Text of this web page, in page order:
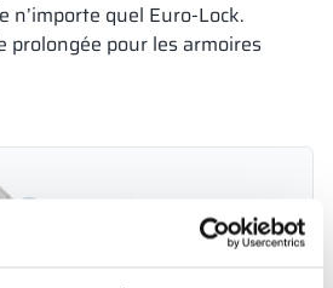
n’importe quel Euro-Lock.
prolongée pour les armoires